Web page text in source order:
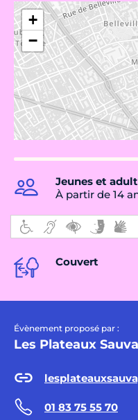
+
−
Jeunes et
À partir de 14
Couvert
Évènement proposé par :
Les Plateaux
01 83 75 55 70